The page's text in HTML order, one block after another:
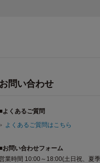
問い合わせ
よくあるご質問
よくあるご質問はこちら
お問い合わせフォーム
業時間 10:00～18:00(土日祝、夏